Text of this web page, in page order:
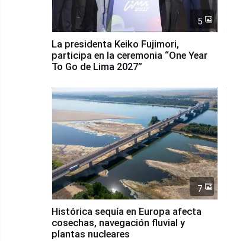
5
La presidenta Keiko Fujimori,
participa en la ceremonia “One Year
To Go de Lima 2027”
7
Histórica sequía en Europa afecta
cosechas, navegación fluvial y
plantas nucleares